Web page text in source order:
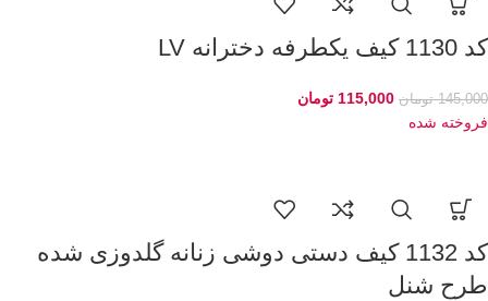
کد 1130 کیف یکطرفه دخترانه LV
145,000 تومان 115,000 تومان
فروخته شده
کد 1132 کیف دستی دوشی زنانه گلدوزی شده
طرح شنل